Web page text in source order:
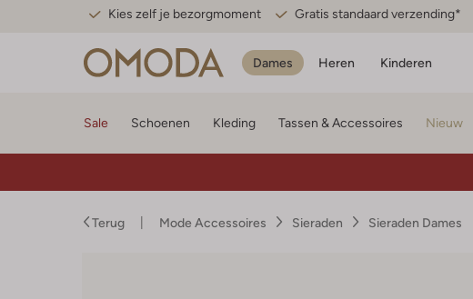
Kies zelf je bezorgmoment Gratis standaard verzending*
Dames Heren Kinderen
Sale Schoenen Kleding Tassen & Accessoires Nieuw
Terug Mode Accessoires Sieraden Sieraden Dames